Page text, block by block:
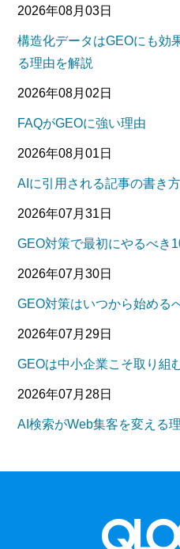
2026年08月03日
構造化データはGEOにも効
る理由を解説
2026年08月02日
FAQがGEOに強い理由
2026年08月01日
AIに引用される記事の書き方
2026年07月31日
GEO対策で最初にやるべき
2026年07月30日
GEO対策はいつから始める
2026年07月29日
GEOは中小企業こそ取り組
2026年07月28日
AI検索がWeb集客を変える